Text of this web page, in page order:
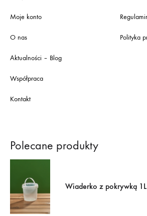
Moje konto
O nas
Aktualności – Blog
Współpraca
Kontakt
Polityka
Polecane produkty
Wiaderko z pokrywką 1L